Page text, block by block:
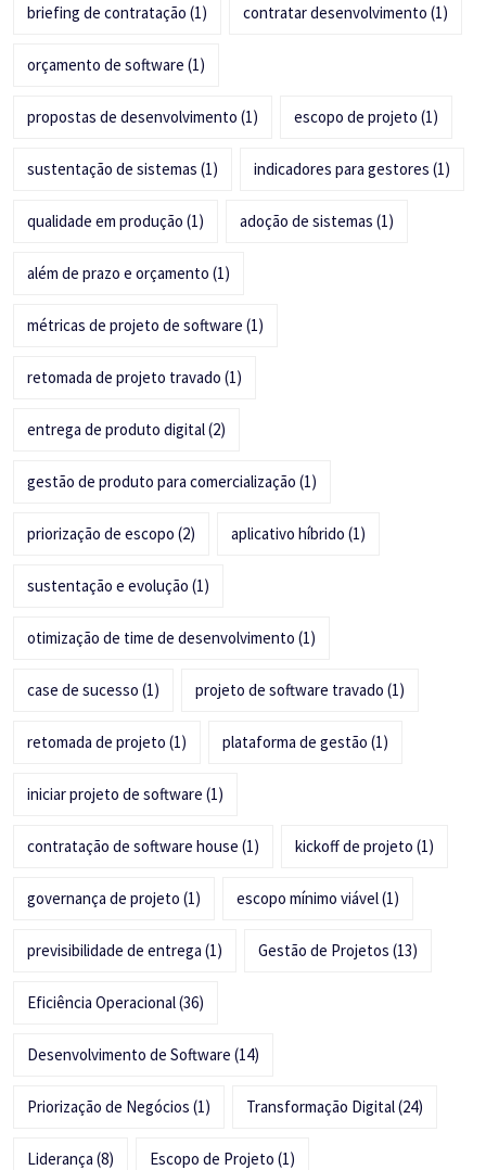
briefing de contratação (1) contratar desenvolvimento (1)
orçamento de software (1)
propostas de desenvolvimento (1) escopo de projeto (1)
sustentação de sistemas (1) indicadores para gestores (1)
qualidade em produção (1) adoção de sistemas (1)
além de prazo e orçamento (1)
métricas de projeto de software (1)
retomada de projeto travado (1)
entrega de produto digital(2)
gestão de produto para comercialização (1)
priorização de escopo (2) aplicativo híbrido (1)
sustentação e evolução (1)
otimização de time de desenvolvimento (1)
case de sucesso (1) projeto de software travado (1)
retomada de projeto (1) plataforma de gestão (1)
iniciar projeto de software (1)
contratação de software house (1) kickoff de projeto (1)
governança de projeto (1) escopo mínimo viável(1)
previsibilidade de entrega (1) Gestão de Projetos (13)
Eficiência Operacional(36)
Desenvolvimento de Software (14)
Priorização de Negócios (1) Transformação Digital(24)
Liderança (8) Escopo de Projeto (1)